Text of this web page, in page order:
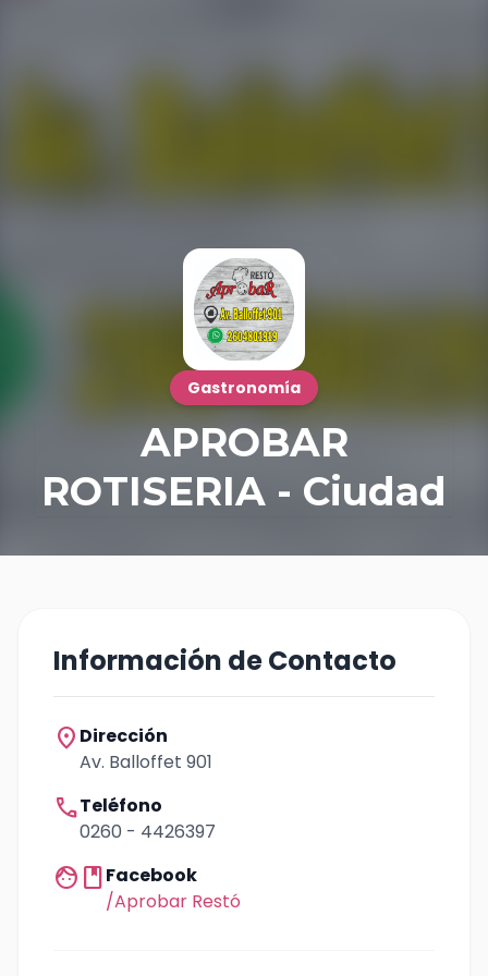
Gastronomía
APROBAR
ROTISERIA - Ciudad
Información de Contacto
location_on Dirección
Av. Balloffet 901
callTeléfono
0260 - 4426397
facebookFacebook
/Aprobar Restó